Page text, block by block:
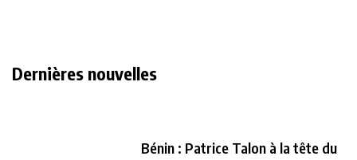
Dernières nouvelles
Bénin : Patrice Talon à la tête du